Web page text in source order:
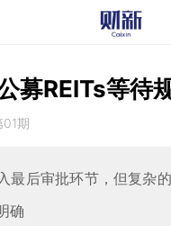
募REITs等待
期
最后审批环节，但复杂
确